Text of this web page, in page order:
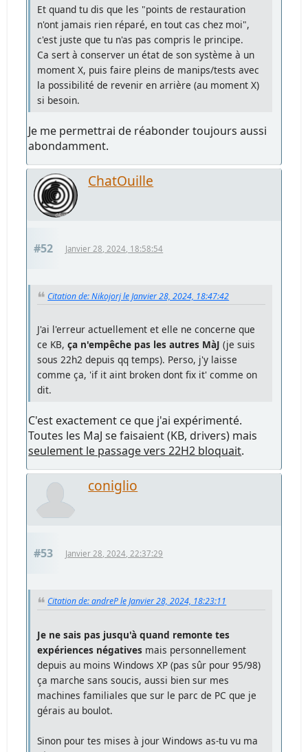
Et quand tu dis que les "points de restauration
n'ont jamais rien réparé, en tout cas chez moi",
c'est juste que tu n'as pas compris le principe.
Ca sert à conserver un état de son système à un
moment X, puis faire pleins de manips/tests avec
la possibilité de revenir en arrière (au moment X)
si besoin.
Je me permettrai de réabonder toujours aussi
abondamment.
ChatOuille
#52 Janvier 28, 2024, 18:58:54
Citation de: Nikojorj le Janvier 28, 2024, 18:47:42
J'ai l'erreur actuellement et elle ne concerne que
ce KB,ça n'empêche pas les autres MàJ (je suis
sous 22h2 depuis qq temps). Perso, j'y laisse
comme ça, 'if it aint broken dont fix it' comme on
dit.
C'est exactement ce que j'ai expérimenté.
Toutes les MaJ se faisaient (KB, drivers) mais
seulement le passage vers 22H2 bloquait.
coniglio
#53 Janvier 28, 2024, 22:37:29
Citation de: andreP le Janvier 28, 2024, 18:23:11
Je ne sais pas jusqu'à quand remonte tes
expériences négatives mais personnellement
depuis au moins Windows XP (pas sûr pour 95/98)
ça marche sans soucis, aussi bien sur mes
machines familiales que sur le parc de PC que je
gérais au boulot.
Sinon pour tes mises à jour Windows as-tu vu ma